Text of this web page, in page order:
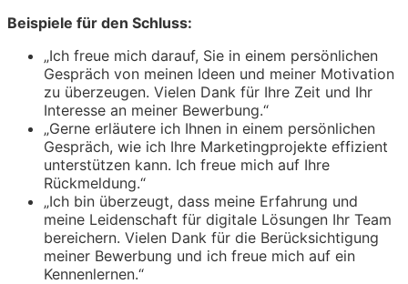
Beispiele für den Schluss:
„Ich freue mich darauf, Sie in einem persönlichen
Gespräch von meinen Ideen und meiner Motivation
zu überzeugen. Vielen Dank für Ihre Zeit und Ihr
Interesse an meiner Bewerbung.“
„Gerne erläutere ich Ihnen in einem persönlichen
Gespräch, wie ich Ihre Marketingprojekte effizient
unterstützen kann. Ich freue mich auf Ihre
Rückmeldung.“
„Ich bin überzeugt, dass meine Erfahrung und
meine Leidenschaft für digitale Lösungen Ihr Team
bereichern. Vielen Dank für die Berücksichtigung
meiner Bewerbung und ich freue mich auf ein
Kennenlernen.“